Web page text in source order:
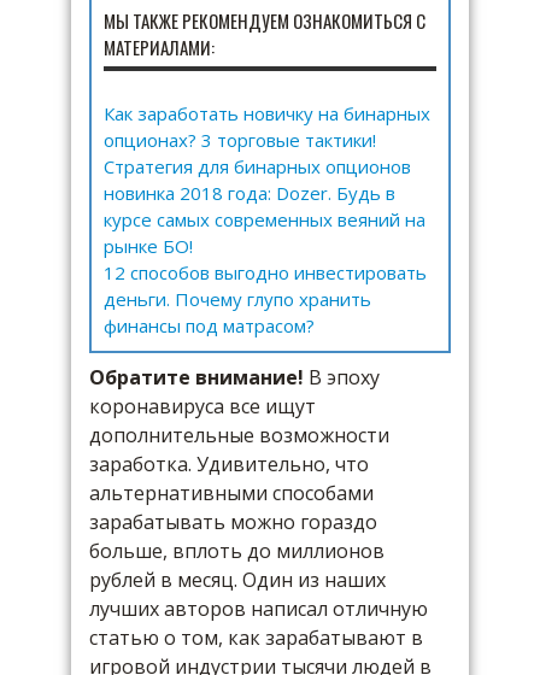
МЫ ТАКЖЕ РЕКОМЕНДУЕМ ОЗНАКОМИТЬСЯ С
МАТЕРИАЛАМИ:
Как заработать новичку на бинарных
опционах? 3 торговые тактики!
Стратегия для бинарных опционов
новинка 2018 года: Dozer. Будь в
курсе самых современных веяний на
рынке БО!
12 способов выгодно инвестировать
деньги. Почему глупо хранить
финансы под матрасом?
Обратите внимание! В эпоху
коронавируса все ищут
дополнительные возможности
заработка. Удивительно, что
альтернативными способами
зарабатывать можно гораздо
больше, вплоть до миллионов
рублей в месяц. Один из наших
лучших авторов написал отличную
статью о том, как зарабатывают в
игровой индустрии тысячи людей в